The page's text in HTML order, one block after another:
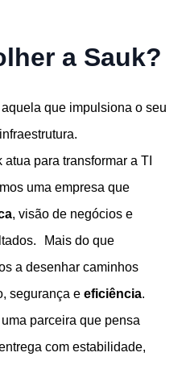
a Sauk?
que impulsiona o seu
para transformar a TI
uma empresa que
, visão de negócios e
Mais do que
a desenhar caminhos
segurança e eficiência.
parceira que pensa
com estabilidade,